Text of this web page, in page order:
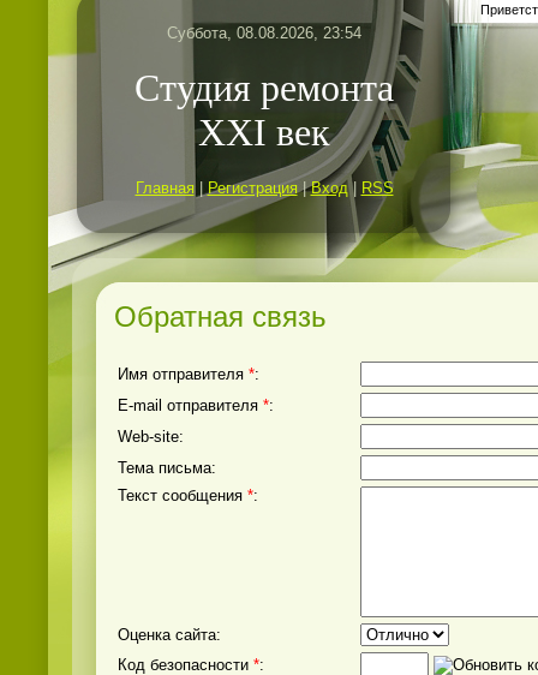
Суббота, 08.08.2026, 23:54
Студия ремонта
ХХI век
Главная Регистрация|Вход| RSS
Обратная связь
Имя отправителя *:
E-mail отправителя *:
Web-site:
Тема письма:
Текст сообщения *:
Оценка сайта:
Код безопасности *: